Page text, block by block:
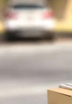
menu-
wp-
plugin.html
|
Active
Theme: